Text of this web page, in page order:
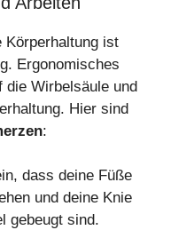
Körperhaltung ist
Ergonomisches
die Wirbelsäule und
Hier sind
:
dass deine Füße
und deine Knie
gebeugt sind.